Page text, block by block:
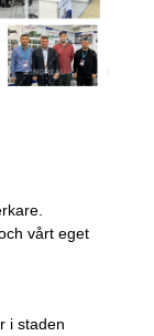
vårt eget
i staden